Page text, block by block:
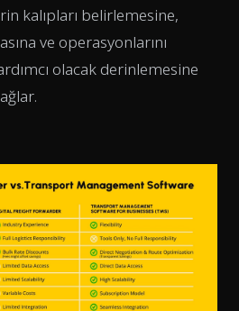
kalıpları belirlemesine,
ve operasyonlarını
olacak derinlemesine